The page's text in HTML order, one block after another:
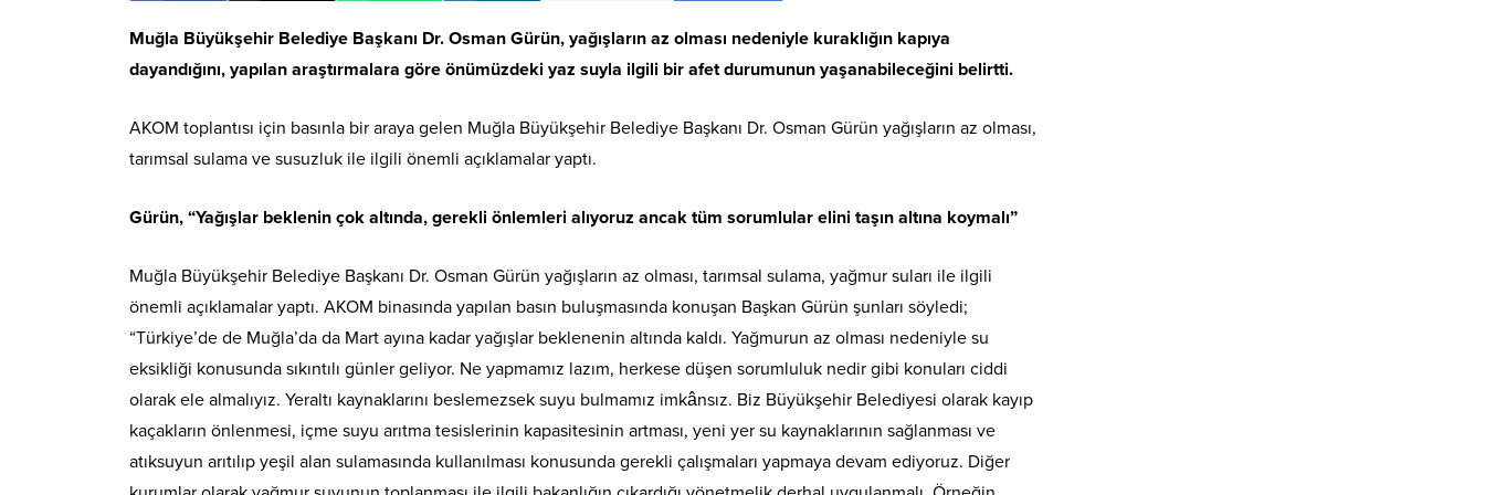
Muğla Büyükşehir Belediye Başkanı Dr. Osman Gürün, yağışların az olması nedeniyle kuraklığın kapıya
dayandığını, yapılan araştırmalara göre önümüzdeki yaz suyla ilgili bir afet durumunun yaşanabileceğini belirtti.
AKOM toplantısı için basınla bir araya gelen Muğla Büyükşehir Belediye Başkanı Dr. Osman Gürün yağışların az olması,
tarımsal sulama ve susuzluk ile ilgili önemli açıklamalar yaptı.
Gürün, “Yağışlar beklenin çok altında, gerekli önlemleri alıyoruz ancak tüm sorumlular elini taşın altına koymalı”
Muğla Büyükşehir Belediye Başkanı Dr. Osman Gürün yağışların az olması, tarımsal sulama, yağmur suları ile ilgili
önemli açıklamalar yaptı. AKOM binasında yapılan basın buluşmasında konuşan Başkan Gürün şunları söyledi;
“Türkiye’de de Muğla’da da Mart ayına kadar yağışlar beklenenin altında kaldı. Yağmurun az olması nedeniyle su
eksikliği konusunda sıkıntılı günler geliyor. Ne yapmamız lazım, herkese düşen sorumluluk nedir gibi konuları ciddi
olarak ele almalıyız. Yeraltı kaynaklarını beslemezsek suyu bulmamız imkânsız. Biz Büyükşehir Belediyesi olarak kayıp
kaçakların önlenmesi, içme suyu arıtma tesislerinin kapasitesinin artması, yeni yer su kaynaklarının sağlanması ve
atıksuyun arıtılıp yeşil alan sulamasında kullanılması konusunda gerekli çalışmaları yapmaya devam ediyoruz. Diğer